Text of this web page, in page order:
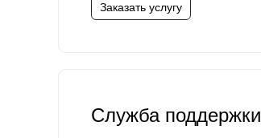
Заказать услугу
Служба поддержки